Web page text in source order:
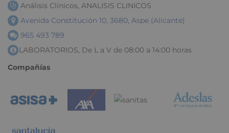
Análisis Clínicos, ANALISIS CLINICOS
Avenida Constitución 10, 3680, Aspe (Alicante)
965 493 789
LABORATORIOS, De L a V de 08:00 a 14:00 horas
Compañías